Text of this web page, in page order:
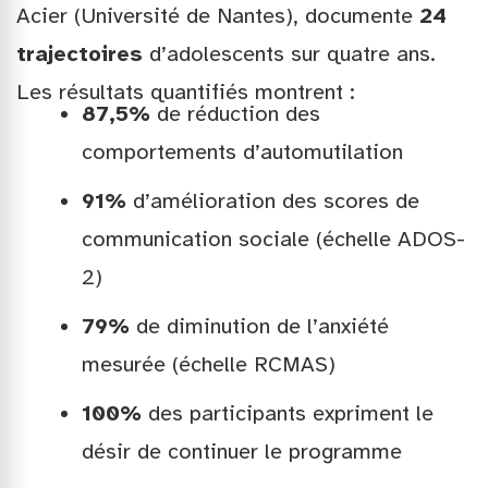
Acier (Université de Nantes), documente 24
trajectoires d’adolescents sur quatre ans.
Les résultats quantifiés montrent :
87,5% de réduction des
comportements d’automutilation
91% d’amélioration des scores de
communication sociale (échelle ADOS-
2)
79% de diminution de l’anxiété
mesurée (échelle RCMAS)
100% des participants expriment le
désir de continuer le programme